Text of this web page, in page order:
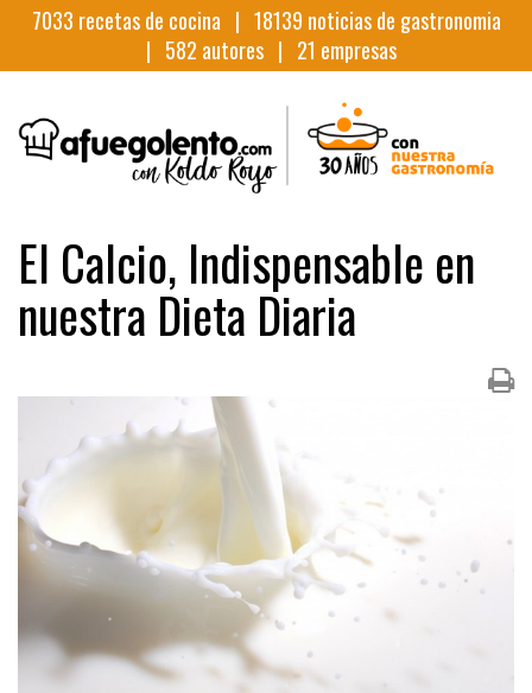
7033 recetas de cocina | 18139 noticias de gastronomia
| 582 autores | 21 empresas
El Calcio, Indispensable en
nuestra Dieta Diaria